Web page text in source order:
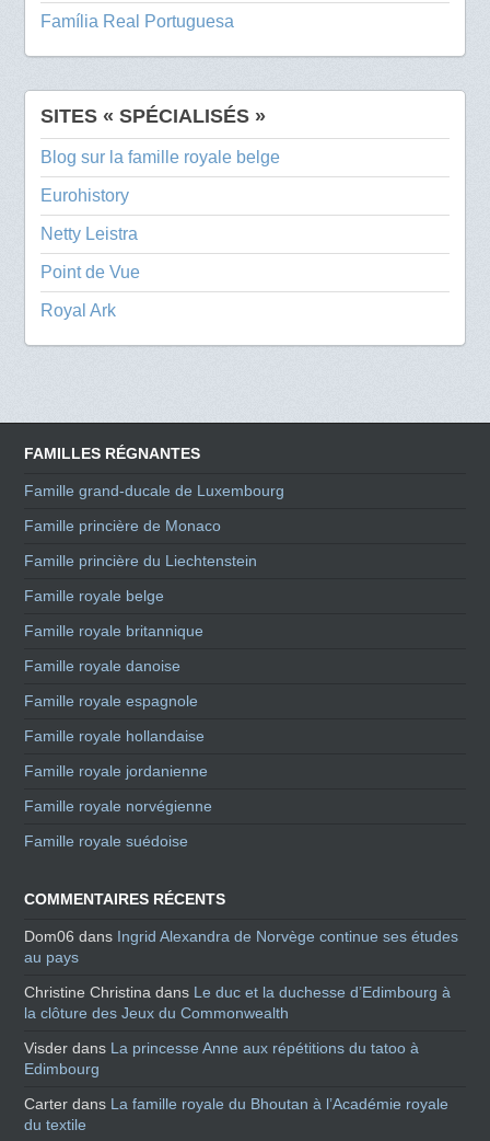
Família Real Portuguesa
SITES « SPÉCIALISÉS »
Blog sur la famille royale belge
Eurohistory
Netty Leistra
Point de Vue
Royal Ark
FAMILLES RÉGNANTES
Famille grand-ducale de Luxembourg
Famille princière de Monaco
Famille princière du Liechtenstein
Famille royale belge
Famille royale britannique
Famille royale danoise
Famille royale espagnole
Famille royale hollandaise
Famille royale jordanienne
Famille royale norvégienne
Famille royale suédoise
COMMENTAIRES RÉCENTS
Dom06 dans Ingrid Alexandra de Norvège continue ses études
au pays
Christine Christina dans Le duc et la duchesse d’Edimbourg à
la clôture des Jeux du Commonwealth
Visder dans La princesse Anne aux répétitions du tatoo à
Edimbourg
Carter dans La famille royale du Bhoutan à l’Académie royale
du textile